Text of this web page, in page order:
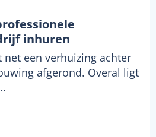
inhuren
net een verhuizing achter
afgerond. Overal ligt